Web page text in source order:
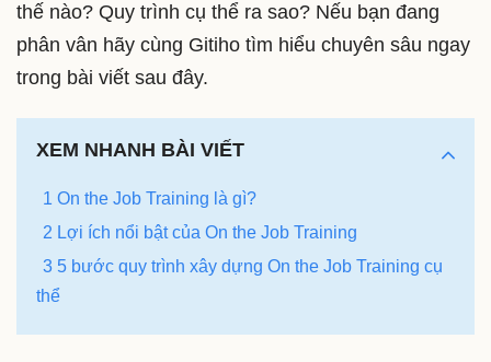
thế nào? Quy trình cụ thể ra sao? Nếu bạn đang
phân vân hãy cùng Gitiho tìm hiểu chuyên sâu ngay
trong bài viết sau đây.
XEM NHANH BÀI VIẾT
1 On the Job Training là gì?
2 Lợi ích nổi bật của On the Job Training
3 5 bước quy trình xây dựng On the Job Training cụ
thể